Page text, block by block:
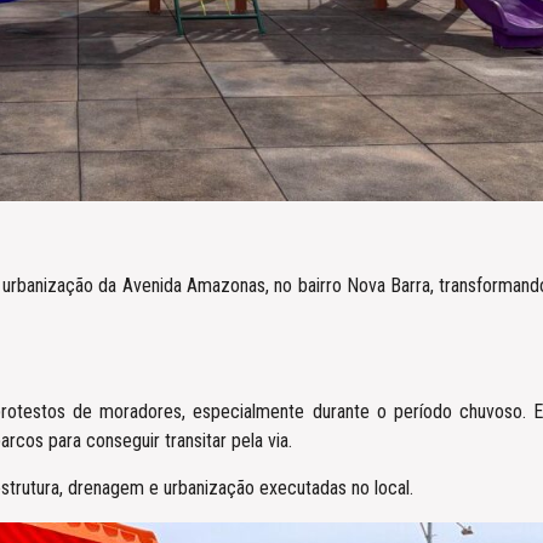
da Avenida Amazonas, no bairro Nova Barra,
de moradores, especialmente durante o período chuvoso.
para conseguir transitar pela via.
drenagem e urbanização executadas no local.